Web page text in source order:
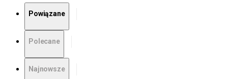
Powiązane
Polecane
Najnowsze